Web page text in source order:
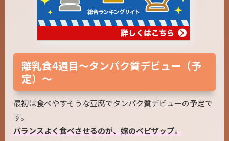
離乳食4週目～タンパク質デビュー（予
定）～
最初は食べやすそうな豆腐でタンパク質デビューの予定で
す。
バランスよく食べさせるのが、嫁のベビザップ。